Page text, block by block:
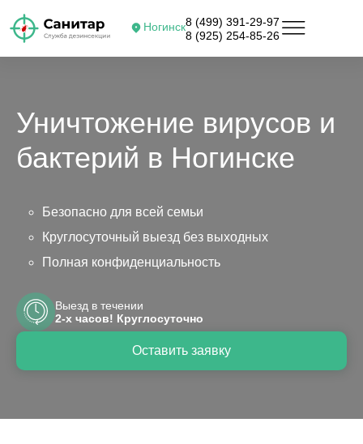
Ногинск8 (499) 391-29-97
8 (925) 254-85-26
Уничтожение вирусов и
бактерий в Ногинске
Безопасно для всей семьи
Круглосуточный выезд без выходных
Полная конфиденциальность
Оставить заявку
Выезд в течении
2-х часов! Круглосуточно